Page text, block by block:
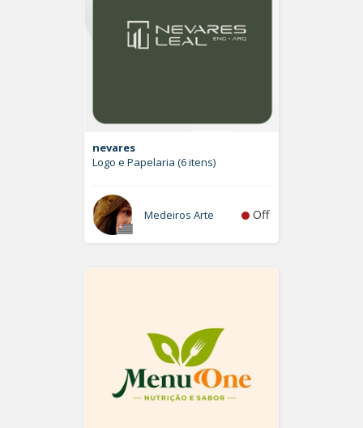
nevares
Logo e Papelaria (6 itens)
Medeiros Arte Off